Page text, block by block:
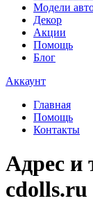
Модели
Декор
Акции
Помощь
Блог
Аккаунт
Главная
Помощь
Контакты
Адрес и
cdolls.ru